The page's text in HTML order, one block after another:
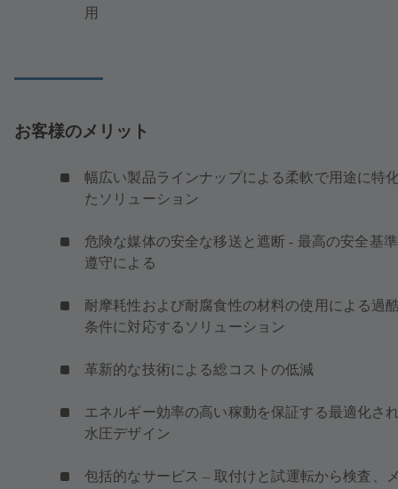
用
お客様のメリット
幅広い製品ラインナップによる柔軟で用途に特
たソリューション
危険な媒体の安全な移送と遮断 - 最高の安全基
遵守による
耐摩耗性および耐腐食性の材料の使用による過
条件に対応するソリューション
革新的な技術による総コストの低減
エネルギー効率の高い稼動を保証する最適化さ
水圧デザイン
包括的なサービス – 取付けと試運転から検査、